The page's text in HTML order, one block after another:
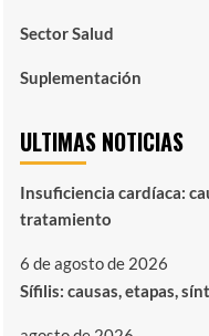
Sector Salud
Suplementación
ULTIMAS NOTICIAS
Insuficiencia cardíaca:
tratamiento
6 de agosto de 2026
Sífilis: causas, etapas,